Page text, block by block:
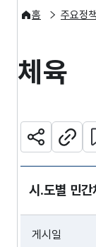
홈 주요정책
체육
공유하기주소
시.도별 민
게시일